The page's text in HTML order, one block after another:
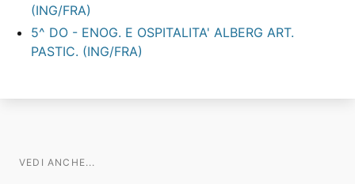
(ING/FRA)
5^ DO - ENOG. E OSPITALITA' ALBERG ART.
PASTIC. (ING/FRA)
VEDI ANCHE...